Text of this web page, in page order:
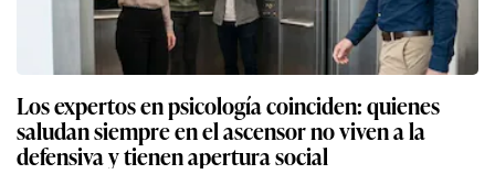
Los expertos en psicología coinciden: quienes
saludan siempre en el ascensor no viven a la
defensiva y tienen apertura social